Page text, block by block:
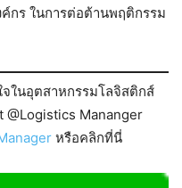
กร ในการต่อต้านพฤติกรรม
ในอุตสาหกรรมโลจิสติกส์
@Logistics Mananger
หรือคลิกที่นี่